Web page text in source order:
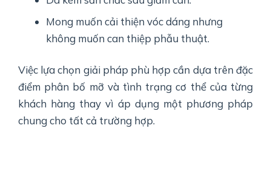
Mong muốn cải thiện vóc dáng nhưng
không muốn can thiệp phẫu thuật.
Việc lựa chọn giải pháp phù hợp cần dựa trên đặc
điểm phân bố mỡ và tình trạng cơ thể của từng
khách hàng thay vì áp dụng một phương pháp
chung cho tất cả trường hợp.